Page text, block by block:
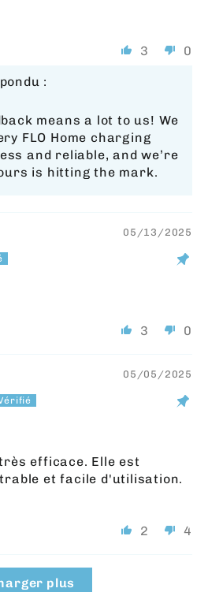
3 0
:
means a lot to us! We
FLO Home charging
and reliable, and we’re
is hitting the mark.
05/13/2025
3 0
05/05/2025
efficace. Elle est
et facile d'utilisation.
2 4
plus